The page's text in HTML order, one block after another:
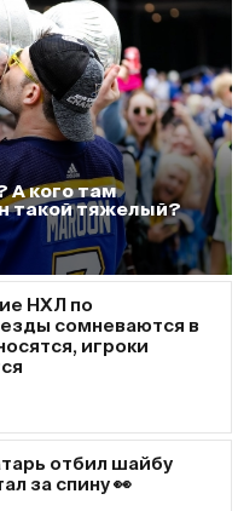
А кого там
такой тяжелый?
НХЛ по
сомневаются в
игроки
отбил шайбу
за спину 👀